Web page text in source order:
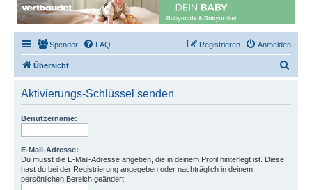
Spender FAQ Anmelden
Registrieren
Übersicht
Aktivierungs-Schlüssel senden
Benutzername:
E-Mail-Adresse:
Du musst die E-Mail-Adresse angeben, die in deinem Profil hinterlegt ist. Diese
hast du bei der Registrierung angegeben oder nachträglich in deinem
persönlichen Bereich geändert.